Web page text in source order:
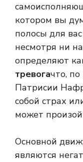
котором вы
полосы для
несмотря ни
определяют
тревогачто,
Патрисии
собой страх
может
Основной
являются